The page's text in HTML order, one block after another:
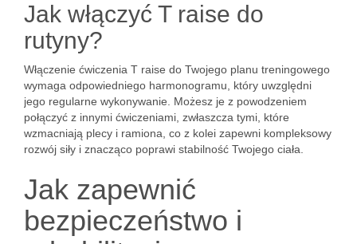
Jak włączyć T raise do
rutyny?
Włączenie ćwiczenia T raise do Twojego planu treningowego
wymaga odpowiedniego harmonogramu, który uwzględni
jego regularne wykonywanie. Możesz je z powodzeniem
połączyć z innymi ćwiczeniami, zwłaszcza tymi, które
wzmacniają plecy i ramiona, co z kolei zapewni kompleksowy
rozwój siły i znacząco poprawi stabilność Twojego ciała.
Jak zapewnić
bezpieczeństwo i